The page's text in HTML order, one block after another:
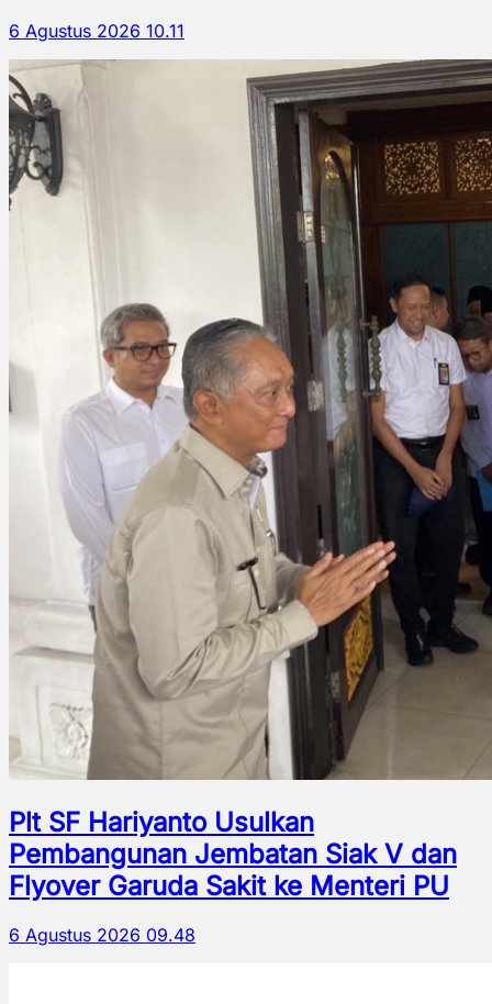
6 Agustus 2026 10.11
Plt SF Hariyanto Usulkan
Pembangunan Jembatan Siak V dan
Flyover Garuda Sakit ke Menteri PU
6 Agustus 2026 09.48